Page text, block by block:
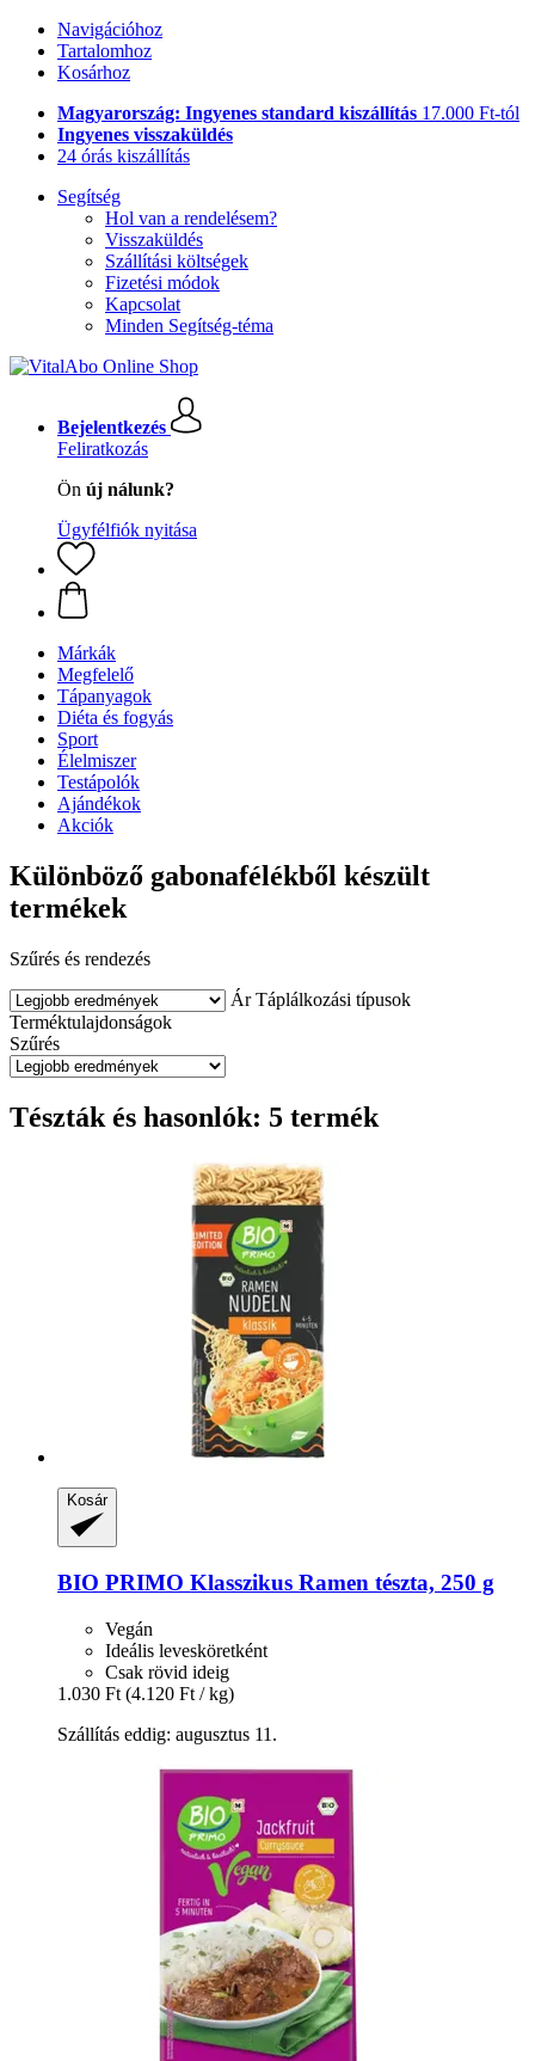
Navigációhoz
Tartalomhoz
Kosárhoz
Magyarország: Ingyenes standard kiszállítás 17.000 Ft-tól
Ingyenes visszaküldés
24 órás kiszállítás
Segítség
Hol van a rendelésem?
Visszaküldés
Szállítási költségek
Fizetési módok
Kapcsolat
Minden Segítség-téma
Bejelentkezés
Feliratkozás
Ön új nálunk?
Ügyfélfiók nyitása
Márkák
Megfelelő
Tápanyagok
Diéta és fogyás
Sport
Élelmiszer
Testápolók
Ajándékok
Akciók
Különböző gabonafélékből készült
termékek
Szűrés és rendezés
Ár Táplálkozási típusok
Terméktulajdonságok
Szűrés
Tészták és hasonlók: 5 termék
Kosár
BIO PRIMO Klasszikus Ramen tészta, 250 g
Vegán
Ideális levesköretként
Csak rövid ideig
1.030 Ft (4.120 Ft / kg)
Szállítás eddig: augusztus 11.